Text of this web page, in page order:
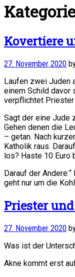
Kovertiere
27. November 2020
Laufen zwei Juden
einem Schild davor
verpflichtet Priester
Sagt der eine Jude
Gehen denen die
– getan. Nach
Katholik raus.
los? Haste 10 Euro
Darauf der
geht nur um die
Priester
27. November 2020
Was ist der
Akne kommt erst